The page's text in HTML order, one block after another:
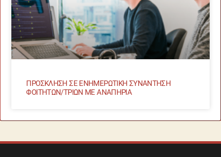
ΠΡΟΣΚΛΗΣΗ ΣΕ ΕΝΗΜΕΡΩΤΙΚΗ ΣΥΝΑΝΤΗΣΗ
ΦΟΙΤΗΤΩΝ/ΤΡΙΩΝ ΜΕ ΑΝΑΠΗΡΙΑ